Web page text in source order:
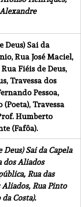
Deus) Sai da
Rua José Maciel,
Fiéis de Deus,
Travessa dos
Pessoa,
Travessa
Humberto
(Fafôa).
Sai da Capela
dos Aliados
Rua das
Aliados, Rua Pinto
Costa).